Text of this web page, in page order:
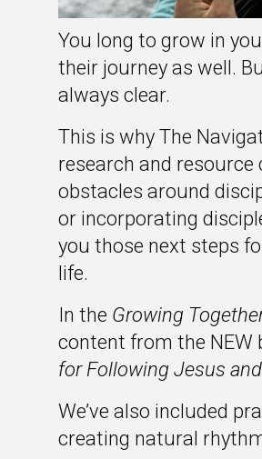
You long to grow in
their journey as well.
always clear.
This is why The
research and
obstacles around
or incorporating
you those next steps
life.
In the Growing
content from the NEW
for Following Jesus
We’ve also included
creating natural